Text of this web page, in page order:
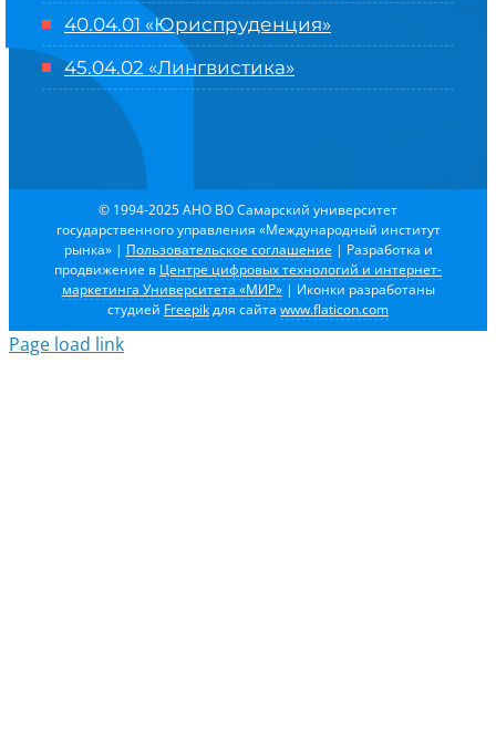
40.04.01 «Юриспруденция»
45.04.02 «Лингвистика»
© 1994-2025 АНО ВО Самарский университет
государственного управления «Международный институт
рынка» | Пользовательское соглашение | Разработка и
продвижение в Центре цифровых технологий и интернет-
маркетинга Университета «МИР»| Иконки разработаны
студией Freepikдля сайта www.flaticon.com
Page load link